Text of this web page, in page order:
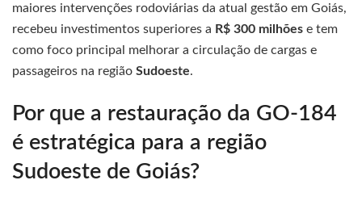
maiores intervenções rodoviárias da atual gestão em Goiás,
recebeu investimentos superiores a R$ 300 milhões e tem
como foco principal melhorar a circulação de cargas e
passageiros na região Sudoeste.
Por que a restauração da GO-184
é estratégica para a região
Sudoeste de Goiás?